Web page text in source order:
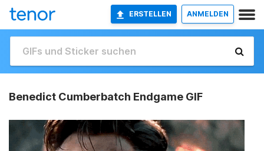
ERSTELLEN ANMELDEN
Benedict Cumberbatch Endgame GIF